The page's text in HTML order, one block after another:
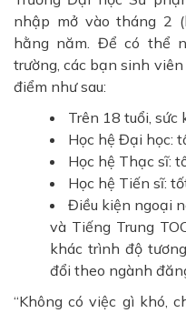
nhập mở vào tháng 2
hằng năm. Để có thể
trường, các bạn sinh
điểm như sau:
Trên 18 tuổi, sức
Học hệ Đại học:
Học hệ Thạc sĩ:
Học hệ Tiến sĩ:
Điều kiện ngoại
và Tiếng Trung
khác trình độ
đổi theo ngành
“Không có việc gì khó,